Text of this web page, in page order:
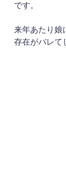
です。
来年あたり娘
存在がバレて